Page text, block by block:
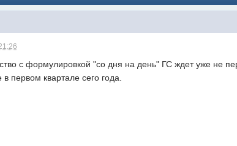
с формулировкой "со дня на день" ГС ждет уже не
первом квартале сего года.